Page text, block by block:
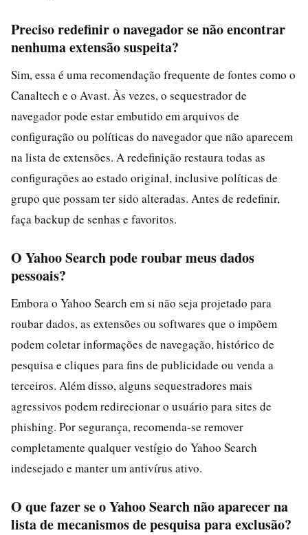
Preciso redefinir o navegador se não encontrar
nenhuma extensão suspeita?
Sim, essa é uma recomendação frequente de fontes como o
Canaltech e o Avast. Às vezes, o sequestrador de
navegador pode estar embutido em arquivos de
configuração ou políticas do navegador que não aparecem
na lista de extensões. A redefinição restaura todas as
configurações ao estado original, inclusive políticas de
grupo que possam ter sido alteradas. Antes de redefinir,
faça backup de senhas e favoritos.
O Yahoo Search pode roubar meus dados
pessoais?
Embora o Yahoo Search em si não seja projetado para
roubar dados, as extensões ou softwares que o impõem
podem coletar informações de navegação, histórico de
pesquisa e cliques para fins de publicidade ou venda a
terceiros. Além disso, alguns sequestradores mais
agressivos podem redirecionar o usuário para sites de
phishing. Por segurança, recomenda-se remover
completamente qualquer vestígio do Yahoo Search
indesejado e manter um antivírus ativo.
O que fazer se o Yahoo Search não aparecer na
lista de mecanismos de pesquisa para exclusão?